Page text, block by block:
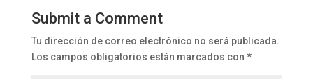
Submit a Comment
Tu dirección de correo electrónico no será publicada.
Los campos obligatorios están marcados con *